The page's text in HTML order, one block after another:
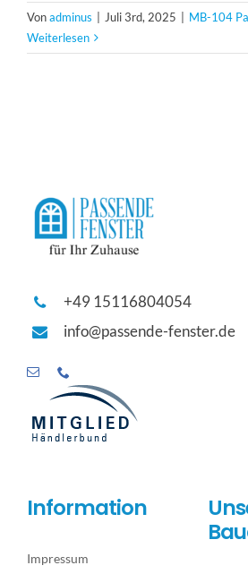
Vonadminus Juli 3rd, 2025 MB-104
Weiterlesen
+49 15116804054
info@passende-fenster.de
Information
Impressum